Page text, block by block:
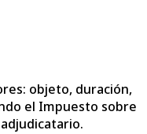
objeto, duración,
el Impuesto sobre